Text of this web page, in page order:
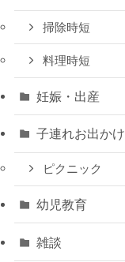
掃除時短
料理時短
妊娠・出産
子連れお出かけ
ピクニック
幼児教育
雑談